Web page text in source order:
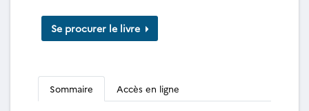
Se procurer le livre
Sommaire Accès en ligne